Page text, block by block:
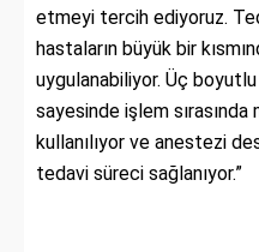
etmeyi tercih ediyoruz.
hastaların büyük bir
uygulanabiliyor. Üç
sayesinde işlem sırasında
kullanılıyor ve anestezi
tedavi süreci sağlanıyor.”